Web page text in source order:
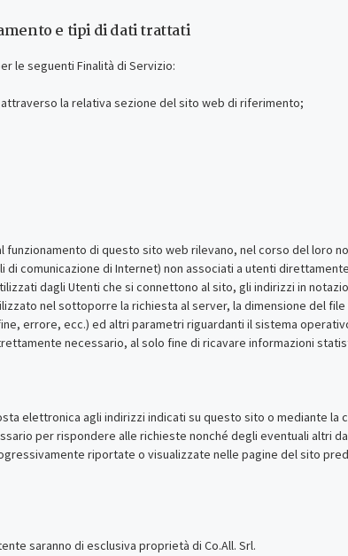
e tipi di dati trattati
le seguenti Finalità di Servizio:
la relativa sezione del sito web di riferimento;
di questo sito web rilevano, nel corso del loro
comunicazione di Internet) non associati a utenti
dagli Utenti che si connettono al sito, gli indirizzi in
nel sottoporre la richiesta al server, la dimensione del
errore, ecc.) ed altri parametri riguardanti il sistema
necessario, al solo fine di ricavare informazioni
elettronica agli indirizzi indicati su questo sito o mediante la
per rispondere alle richieste nonché degli eventuali altri
riportate o visualizzate nelle pagine del sito
saranno di esclusiva proprietà di Co.All. Srl.